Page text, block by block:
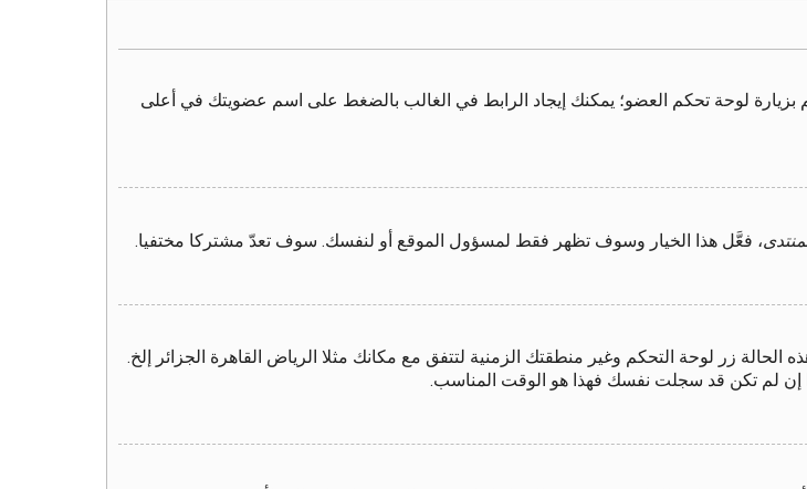
بزيارة لوحة تحكم العضو؛ يمكنك إيجاد الرابط في الغالب بالضغط على اسم عضويتك في أعلى
، فعَّل هذا الخيار وسوف تظهر فقط لمسؤول الموقع أو لنفسك. سوف تعدّ مشتركا مختفيا.
زر لوحة التحكم وغير منطقتك الزمنية لتتفق مع مكانك مثلا الرياض القاهرة الجزائر إلخ.
إن لم تكن قد سجلت نفسك فهذا هو الوقت المناسب.